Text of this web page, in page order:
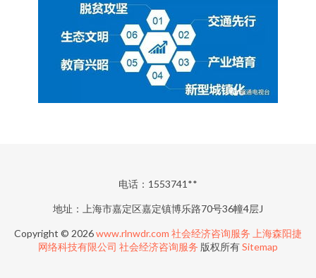
电话：1553741**
地址：上海市嘉定区嘉定镇博乐路70号36幢4层J
Copyright © 2026www.rlnwdr.com 社会经济咨询服务 上海森阳捷
网络科技有限公司 社会经济咨询服务 版权所有Sitemap